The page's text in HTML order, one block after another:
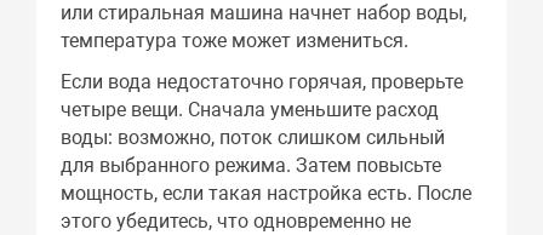
или стиральная машина начнет набор воды,
температура тоже может измениться.
Если вода недостаточно горячая, проверьте
четыре вещи. Сначала уменьшите расход
воды: возможно, поток слишком сильный
для выбранного режима. Затем повысьте
мощность, если такая настройка есть. После
этого убедитесь, что одновременно не